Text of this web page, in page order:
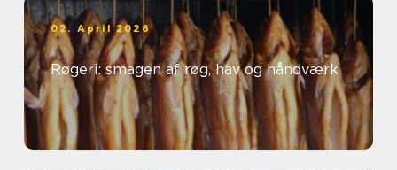
02. April 2026
Røgeri: smagen af røg, hav og håndværk